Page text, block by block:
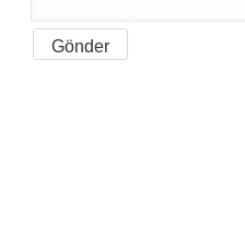
Gönder